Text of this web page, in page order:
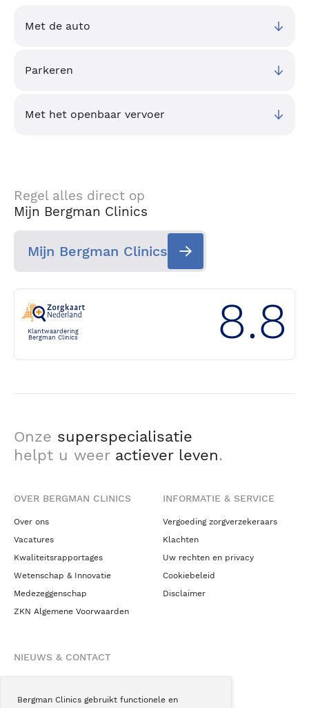
Bergman Clinics gebruikt functionele en
Met de auto
Parkeren
Met het openbaar vervoer
Regel alles direct op
Mijn Bergman Clinics
Mijn Bergman Clinics
Klantwaardering
Bergman Clinics
8.8
Onze superspecialisatie
helpt u weer actiever leven.
OVER BERGMAN CLINICS
Over ons
Vacatures
Kwaliteitsrapportages
Wetenschap & Innovatie
Medezeggenschap
ZKN Algemene Voorwaarden
INFORMATIE & SERVICE
Vergoeding zorgverzekeraars
Klachten
Uw rechten en privacy
Cookiebeleid
Disclaimer
NIEUWS & CONTACT
Blogs